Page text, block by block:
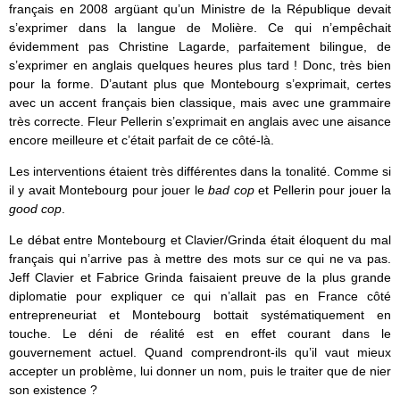
français en 2008 argüant qu’un Ministre de la République devait
s’exprimer dans la langue de Molière. Ce qui n’empêchait
évidemment pas Christine Lagarde, parfaitement bilingue, de
s’exprimer en anglais quelques heures plus tard ! Donc, très bien
pour la forme. D’autant plus que Montebourg s’exprimait, certes
avec un accent français bien classique, mais avec une grammaire
très correcte. Fleur Pellerin s’exprimait en anglais avec une aisance
encore meilleure et c’était parfait de ce côté-là.
Les interventions étaient très différentes dans la tonalité. Comme si
il y avait Montebourg pour jouer lebad copet Pellerin pour jouer la
good cop
Le débat entre Montebourg et Clavier/Grinda était éloquent du mal
français qui n’arrive pas à mettre des mots sur ce qui ne va pas.
Jeff Clavier et Fabrice Grinda faisaient preuve de la plus grande
diplomatie pour expliquer ce qui n’allait pas en France côté
entrepreneuriat et Montebourg bottait systématiquement en
touche. Le déni de réalité est en effet courant dans le
gouvernement actuel. Quand comprendront-ils qu’il vaut mieux
accepter un problème, lui donner un nom, puis le traiter que de nier
son existence ?